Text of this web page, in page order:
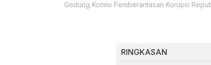
Gedung Komisi Pemberantasan Korupsi
RINGKASAN